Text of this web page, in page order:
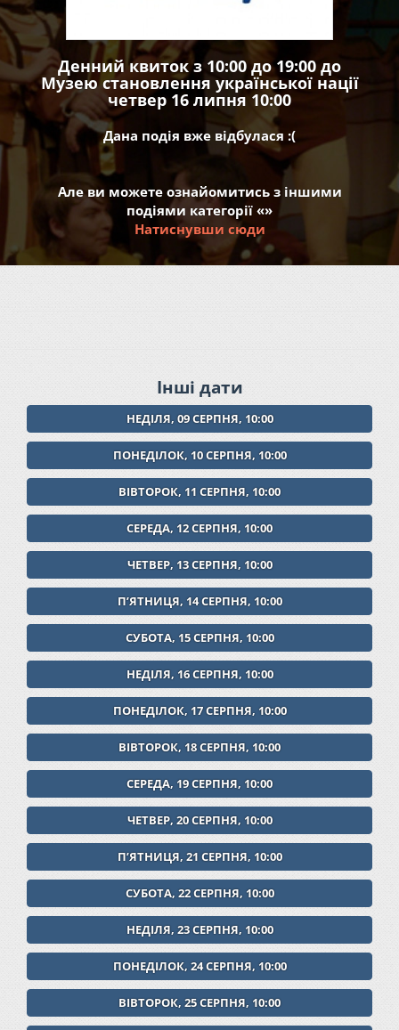
Денний квиток з 10:00 до 19:00 до
Музею становлення української нації
четвер 16 липня 10:00
Дана подія вже відбулася :(
Але ви можете ознайомитись з іншими
подіями категорії «»
Натиснувши сюди
Інші дати
НЕДІЛЯ, 09 СЕРПНЯ, 10:00
ПОНЕДІЛОК, 10 СЕРПНЯ, 10:00
ВІВТОРОК, 11 СЕРПНЯ, 10:00
СЕРЕДА, 12 СЕРПНЯ, 10:00
ЧЕТВЕР, 13 СЕРПНЯ, 10:00
ПʼЯТНИЦЯ, 14 СЕРПНЯ, 10:00
СУБОТА, 15 СЕРПНЯ, 10:00
НЕДІЛЯ, 16 СЕРПНЯ, 10:00
ПОНЕДІЛОК, 17 СЕРПНЯ, 10:00
ВІВТОРОК, 18 СЕРПНЯ, 10:00
СЕРЕДА, 19 СЕРПНЯ, 10:00
ЧЕТВЕР, 20 СЕРПНЯ, 10:00
ПʼЯТНИЦЯ, 21 СЕРПНЯ, 10:00
СУБОТА, 22 СЕРПНЯ, 10:00
НЕДІЛЯ, 23 СЕРПНЯ, 10:00
ПОНЕДІЛОК, 24 СЕРПНЯ, 10:00
ВІВТОРОК, 25 СЕРПНЯ, 10:00